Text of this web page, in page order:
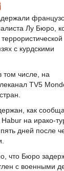
Лу Бюро,
с курдскими
том числе, на
TV5
как
на ирако-
дней после
что Бюро
с военными